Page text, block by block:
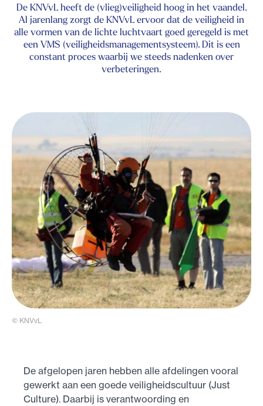
De KNVvL heeft de (vlieg)veiligheid hoog in het vaandel.
Al jarenlang zorgt de KNVvL ervoor dat de veiligheid in
alle vormen van de lichte luchtvaart goed geregeld is met
een VMS (veiligheidsmanagementsysteem). Dit is een
constant proces waarbij we steeds nadenken over
verbeteringen.
© KNVvL
De afgelopen jaren hebben alle afdelingen vooral
gewerkt aan een goede veiligheidscultuur (Just
Culture). Daarbij is verantwoording en